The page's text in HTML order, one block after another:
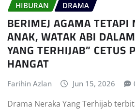
HIBURAN DRAMA
BERIMEJ AGAMA TETAPI
ANAK, WATAK ABI
YANG TERHIJAB” CETUS
HANGAT
Farihin Azlan Jun 15, 2026
Drama Neraka Yang Terhijab